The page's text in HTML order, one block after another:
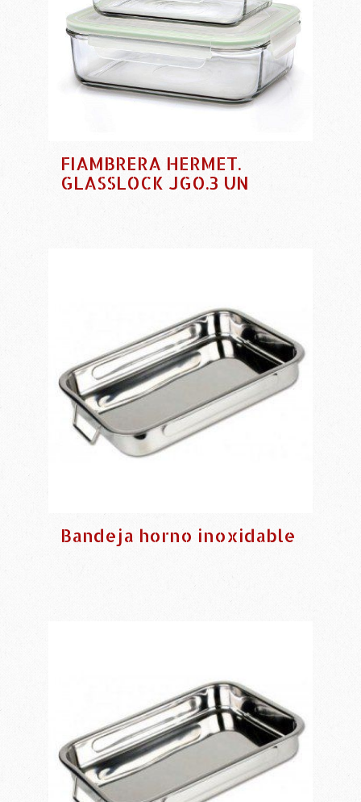
FIAMBRERA HERMET.
GLASSLOCK JGO.3 UN
Bandeja horno inoxidable